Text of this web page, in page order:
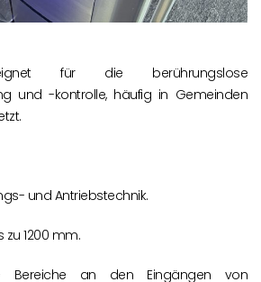
für die berührungslose
und -kontrolle, häufig in Gemeinden
und Antriebstechnik.
zu 1200 mm.
Bereiche an den Eingängen von